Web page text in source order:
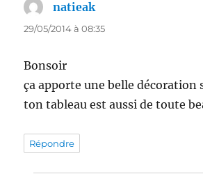
natieakdit :
29/05/2014 à 08:35
Bonsoir
ça apporte une belle décoration
ton tableau est aussi de toute
Répondre